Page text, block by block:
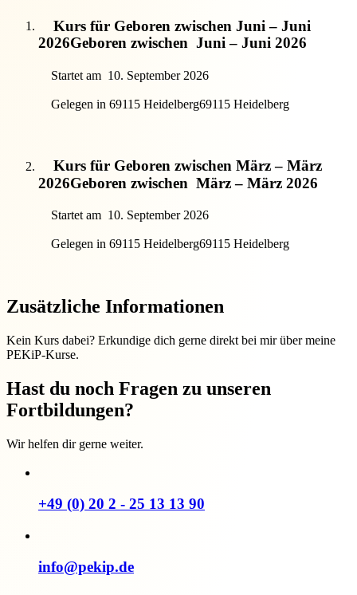
Kurs für Geboren zwischen Juni – Juni
2026Geboren zwischen Juni – Juni 2026
Startet am 10. September 2026
Gelegen in 69115 Heidelberg69115 Heidelberg
Kurs für Geboren zwischen März – März
2026Geboren zwischen März – März 2026
Startet am 10. September 2026
Gelegen in 69115 Heidelberg69115 Heidelberg
Zusätzliche Informationen
Kein Kurs dabei? Erkundige dich gerne direkt bei mir über meine
PEKiP-Kurse.
Hast du noch Fragen zu unseren
Fortbildungen?
Wir helfen dir gerne weiter.
+49 (0) 20 2 - 25 13 13 90
info@pekip.de